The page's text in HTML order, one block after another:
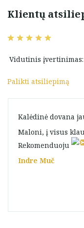
Klientų
Vidutinis įvertinimas:
Palikti atsiliepimą
Kalėdinė dovana
Maloni, į visus
Rekomenduoju
Indre Muč